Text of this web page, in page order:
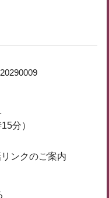
分）
ンクのご案内